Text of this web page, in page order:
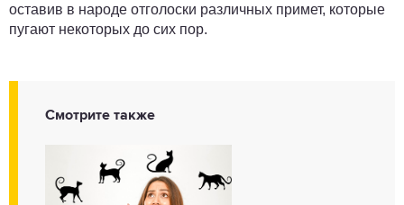
оставив в народе отголоски различных примет, которые
пугают некоторых до сих пор.
Смотрите также